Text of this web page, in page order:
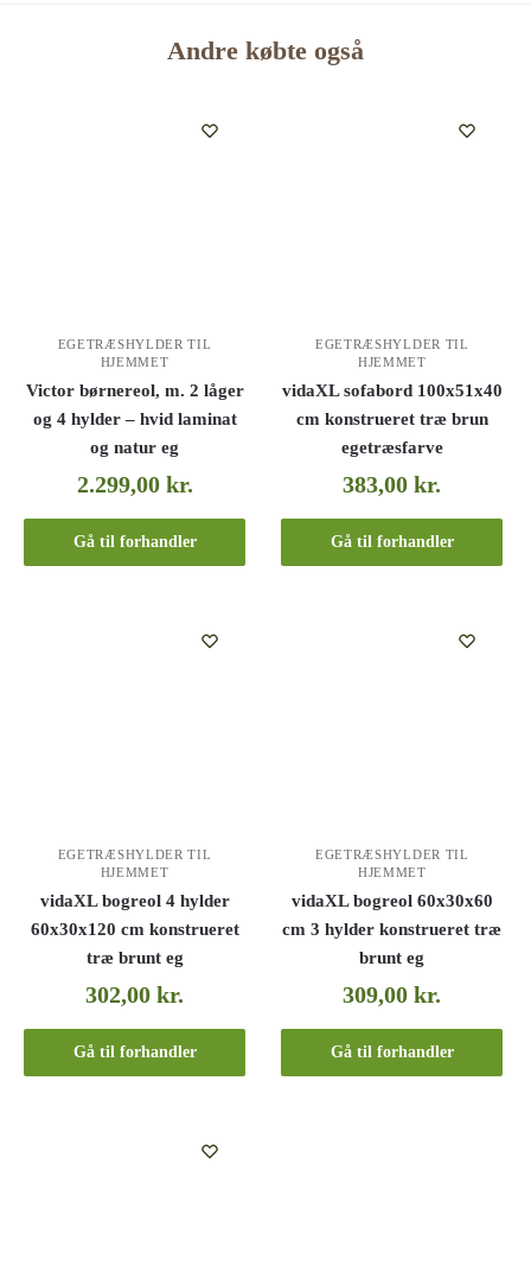
Andre købte også
EGETRÆSHYLDER TIL
HJEMMET
Victor børnereol, m. 2 låger
og 4 hylder – hvid laminat
og natur eg
2.299,00 kr.
Gå til forhandler
EGETRÆSHYLDER TIL
HJEMMET
vidaXL sofabord 100x51x40
cm konstrueret træ brun
egetræsfarve
383,00kr.
Gå til forhandler
EGETRÆSHYLDER TIL
HJEMMET
vidaXL bogreol 4 hylder
60x30x120 cm konstrueret
træ brunt eg
302,00kr.
Gå til forhandler
EGETRÆSHYLDER TIL
HJEMMET
vidaXL bogreol 60x30x60
cm 3 hylder konstrueret træ
brunt eg
309,00kr.
Gå til forhandler